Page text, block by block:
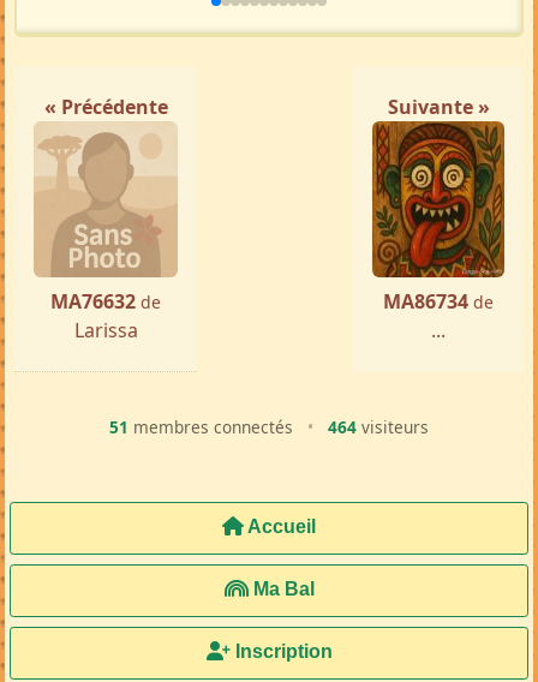
« Précédente
MA76632 de
Larissa
Suivante »
MA86734 de
...
51 membres connectés • 464 visiteurs
Accueil
Ma Bal
Inscription